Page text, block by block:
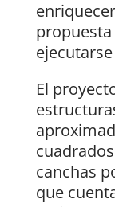
El
canchas
que